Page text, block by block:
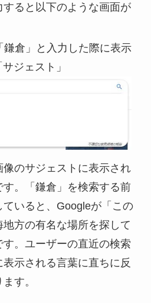
ると以下のような画面が
鎌倉」と入力した際に表示
ジェスト」
のサジェストに表示され
。「鎌倉」を検索する前
いると、Googleが「この
方の有名な場所を探して
。ユーザーの直近の検索
示される言葉に直ちに反
す。